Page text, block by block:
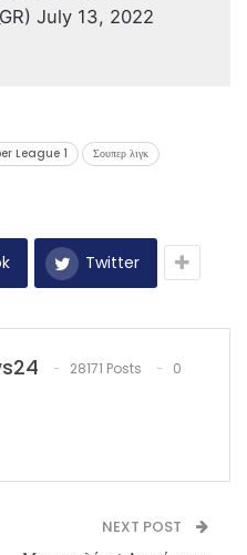
July 13, 2022
League 1 Σουπερ λιγκ
Twitter
28171 Posts
0
NEXT POST